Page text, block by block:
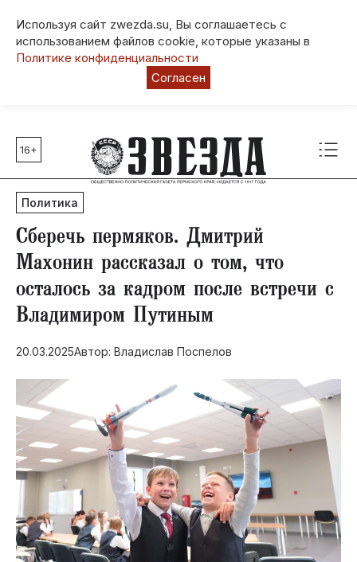
Используя сайт zwezda.su, Вы соглашаетесь с
использованием файлов cookie, которые указаны в
Политике конфиденциальности
Согласен
Главные темы
80 лет Победы
Молодежная столица РФ
СВО
Выборы в Пермском крае
Социальная поддержка
Инфраструктура
Благоустройство
16+
Политика
Сберечь пермяков. Дмитрий
Махонин рассказал о том, что
осталось за кадром после встречи с
Владимиром Путиным
20.03.2025Автор: Владислав Поспелов